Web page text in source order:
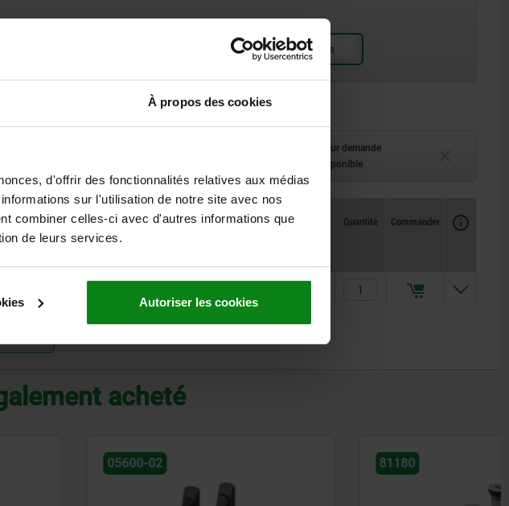
À propos des cookies
d'offrir des fonctionnalités relatives aux médias
sur l'utilisation de notre site avec nos
combiner celles-ci avec d'autres informations que
de leurs services.
Autoriser les cookies
46
Délai de livraison sur demande
Actuellement indisponible
H3 L L1
CAO
Disponibilité
Quantité Commander
acheté